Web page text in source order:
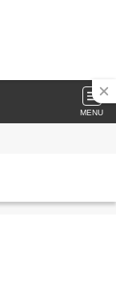
MENU